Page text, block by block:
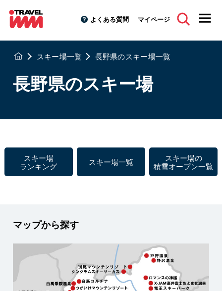
よくある質問 マイページ
スキー場一覧 長野県のスキー場一覧
長野県のスキー場
スキー場
ランキング
スキー場一覧
スキー場の
積雪オープン一覧
マップから探す